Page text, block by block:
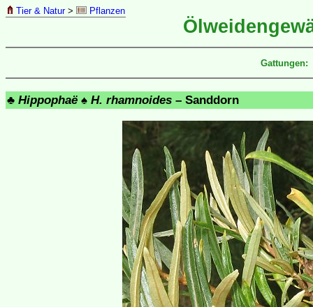
Tier & Natur> Pflanzen
Gattungen:
♣ Hippophaë ♠ H. rhamnoides – Sanddorn